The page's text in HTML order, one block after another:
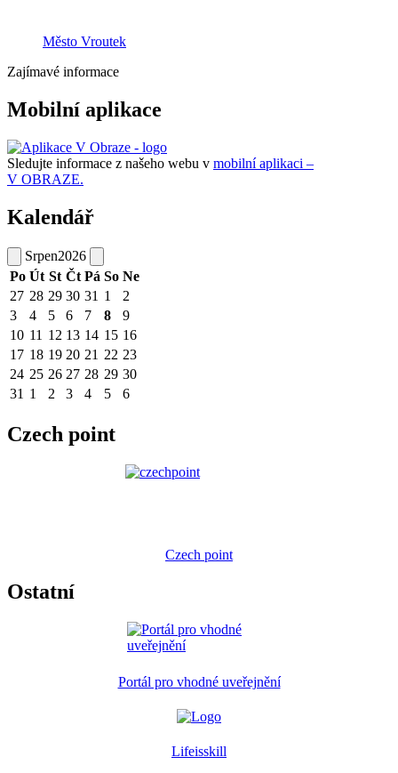
Město Vroutek
Zajímavé informace
Mobilní aplikace
Sledujte informace z našeho webu v mobilní aplikaci –
V OBRAZE.
Kalendář
Srpen2026
Po Út St Čt Pá So Ne
27 28 29 30 31 1
2
3
4 5 6 7 8
9
10 11 12 13 14 15 16
17 18 19 20 21 22 23
24 25 26 27 28 29 30
31 1 2 3 4 5 6
Czech point
Czech point
Ostatní
Portál pro vhodné uveřejnění
Lifeisskill